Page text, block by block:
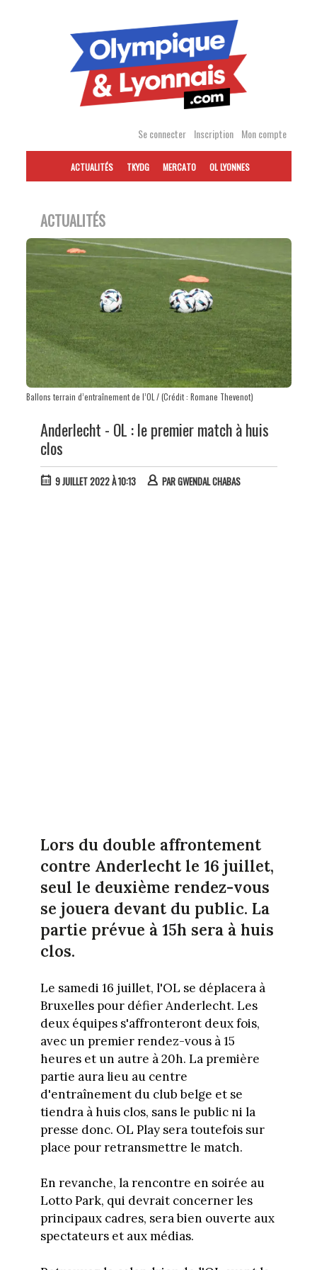
Se connecter Inscription Mon compte
ACTUALITÉS TKYDG MERCATO OL LYONNES
ACTUALITÉS
Ballons terrain d’entraînement de l’OL / (Crédit : Romane Thevenot)
Anderlecht - OL : le premier match à huis
clos
9 JUILLET 2022 À 10:13 PARGWENDAL CHABAS
Lors du double affrontement
contre Anderlecht le 16 juillet,
seul le deuxième rendez-vous
se jouera devant du public. La
partie prévue à 15h sera à huis
clos.
Le samedi 16 juillet, l'OL se déplacera à
Bruxelles pour défier Anderlecht. Les
deux équipes s'affronteront deux fois,
avec un premier rendez-vous à 15
heures et un autre à 20h. La première
partie aura lieu au centre
d'entraînement du club belge et se
tiendra à huis clos, sans le public ni la
presse donc. OL Play sera toutefois sur
place pour retransmettre le match.
En revanche, la rencontre en soirée au
Lotto Park, qui devrait concerner les
principaux cadres, sera bien ouverte aux
spectateurs et aux médias.